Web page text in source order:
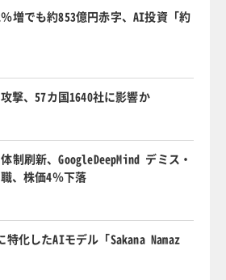
％増でも約853億円赤字、AI投資「約
撃、57カ国1640社に影響か
制刷新、GoogleDeepMind デミス・
、株価4％下落
化したAIモデル「Sakana Namaz